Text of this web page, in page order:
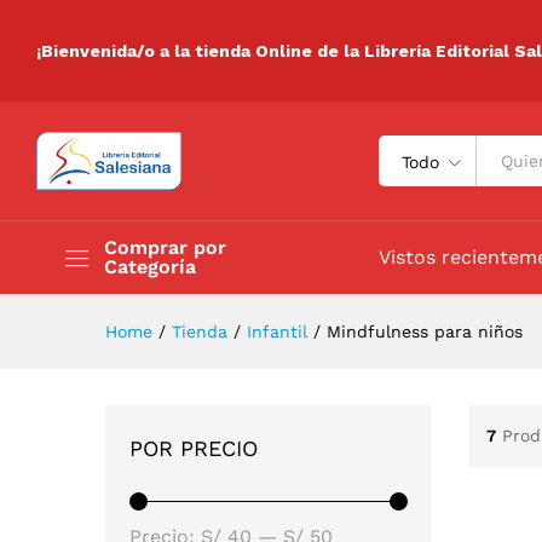
¡Bienvenida/o a la tienda Online de la Librería Editorial
Todo
Comprar por
Categoría
Promociones
Vistos
Home / Tienda / Infantil / Mindfulness para niños
7
POR PRECIO
Precio: S/ 40 — S/ 50